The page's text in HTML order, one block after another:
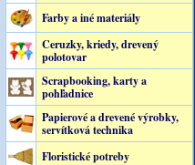
Farby a iné materiály
Ceruzky, kriedy, drevený
polotovar
Scrapbooking, karty a
pohľadnice
Papierové a drevené výrobky,
servítková technika
Floristické potreby